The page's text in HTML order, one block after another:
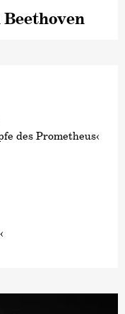
des Prometheus‹